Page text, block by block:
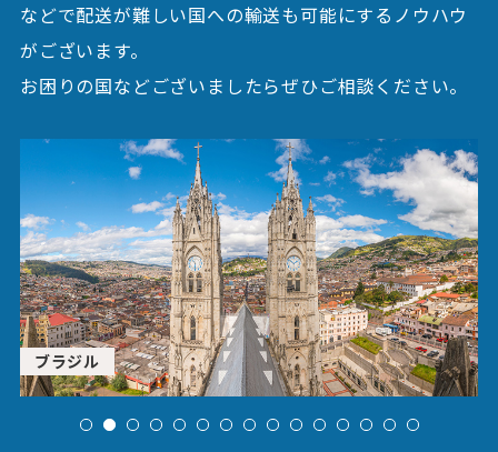
などで配送が難しい国への輸送も可能にするノウハウ
がございます。
お困りの国などございましたらぜひご相談ください。
ブラジル